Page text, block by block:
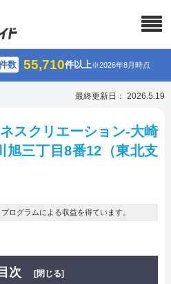
数 55,710件以上※2026年8月時点
最終更新日： 2026.5.19
スクリエーション-大崎
旭三丁目8番12（東北支
ログラムによる収益を得ています。
目次 [閉じる]